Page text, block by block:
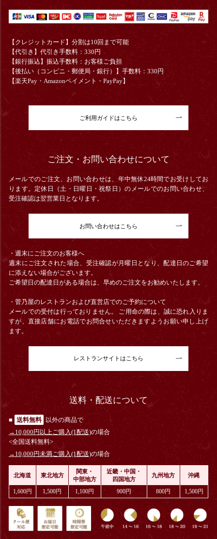
【クレジットカード】分割は10回まで可能
【代引き】代引き手数料：330円
【銀行振込】振込手数料：お客様ご負担
【後払い（コンビニ・郵便局・銀行）】手数料：330円
【楽天Pay・Amazonペイメント・PayPay】
ご利用ガイドはこちら
ご注文・お問い合わせについて
メールでのご注文、お問い合わせは、年中無休24時間でお受けしてお
ります。定休日（土・日曜日・祝祭日）のメールでのお問い合わせ、
受注確認は翌営業日となります。
お問い合わせはこちら
・週末にご注文のお客様へ
週末にご注文された場合、受注確認が月曜日となり、配達日のご希望
に添えない場合がございます。
ご希望日の配達日がある場合は、早めのご注文をお勧めいたします。
・菅乃屋のレストランおよび直営店でのご予約について
メールでの受付は行っておりません。 ご用命の際は、誠に恐れ入りま
すが、直接店舗にお電話でお問合せいただきますようお願い申し上げ
ます。
レストランサイトはこちら
送料・配送について
■ 送料無料
以外の商品で
→10,000円以上ご購入(1配送)の場合
<全国送料無料>
→10,000円未満ご購入(1配送)の場合
北海道 東北地方
関東・
中部地方
近畿・中国・
四国地方
九州地方 沖縄
1,600円 1,500円 1,100円 900円 800円 1,500円